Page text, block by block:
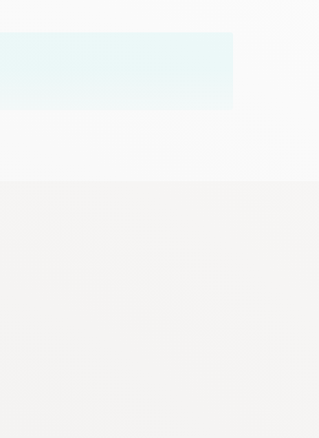
sortie de votre piscine hors-sol. Fabriqué à